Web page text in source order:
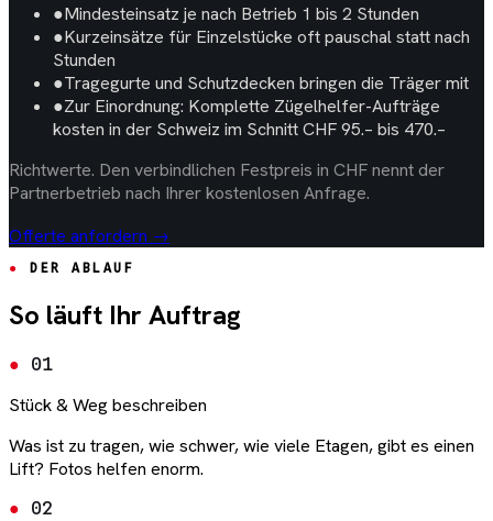
●Mindesteinsatz je nach Betrieb 1 bis 2 Stunden
●Kurzeinsätze für Einzelstücke oft pauschal statt nach
Stunden
●Tragegurte und Schutzdecken bringen die Träger mit
●Zur Einordnung: Komplette Zügelhelfer-Aufträge
kosten in der Schweiz im Schnitt CHF 95.– bis 470.–
Richtwerte. Den verbindlichen Festpreis in CHF nennt der
Partnerbetrieb nach Ihrer kostenlosen Anfrage.
Offerte anfordern →
DER ABLAUF
So läuft Ihr Auftrag
01
Stück & Weg beschreiben
Was ist zu tragen, wie schwer, wie viele Etagen, gibt es einen
Lift? Fotos helfen enorm.
02